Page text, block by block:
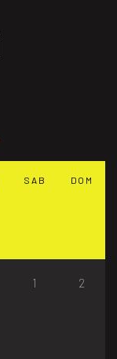
SAB DOM
1 2